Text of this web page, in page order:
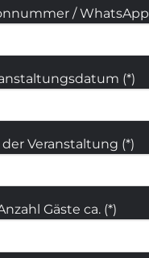
/ WhatsApp
(*)
Veranstaltung (*)
Gäste ca. (*)